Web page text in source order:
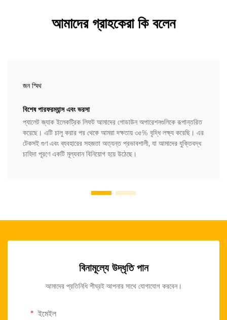
আমাদের গ্রাহকেরা কি বলেন
জন স্মিথ
বিশেষ পারফরম্যান্স এবং ভরসা
প্যালেট জ্যাক ইলেকট্রিক লিফট আমাদের গোডাউন অপারেশনগুলিকে রূপান্তরিত
করেছে। এটি চালু করার পর থেকে আমরা দক্ষতায় ৩৫% বৃদ্ধি লক্ষ্য করেছি। এর
টেকসই গুণ এবং ব্যবহারের সহজতা অত্যন্ত প্রভাবশালী, যা আমাদের যুক্তিবদ্ধ
চাহিদা পূরণে একটি মূল্যবান বিনিয়োগ হয়ে উঠেছে।
বিনামূল্যে উদ্ধৃতি পান
আমাদের প্রতিনিধি শীঘ্রই আপনার সাথে যোগাযোগ করবেন।
ইমেইল